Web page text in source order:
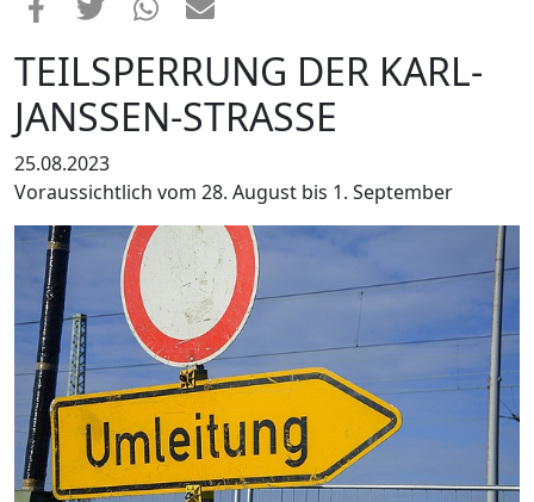
TEILSPERRUNG DER KARL-
JANSSEN-STRASSE
25.08.2023
Voraussichtlich vom 28. August bis 1. September